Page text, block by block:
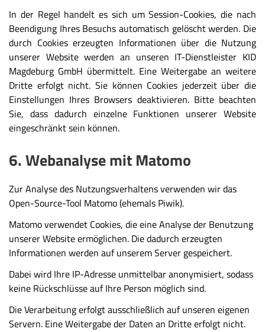
In der Regel handelt es sich um Session-Cookies, die nach
Beendigung Ihres Besuchs automatisch gelöscht werden. Die
durch Cookies erzeugten Informationen über die Nutzung
unserer Website werden an unseren IT-Dienstleister KID
Magdeburg GmbH übermittelt. Eine Weitergabe an weitere
Dritte erfolgt nicht. Sie können Cookies jederzeit über die
Einstellungen Ihres Browsers deaktivieren. Bitte beachten
Sie, dass dadurch einzelne Funktionen unserer Website
eingeschränkt sein können.
6. Webanalyse mit Matomo
Zur Analyse des Nutzungsverhaltens verwenden wir das
Open-Source-Tool Matomo (ehemals Piwik).
Matomo verwendet Cookies, die eine Analyse der Benutzung
unserer Website ermöglichen. Die dadurch erzeugten
Informationen werden auf unserem Server gespeichert.
Dabei wird Ihre IP-Adresse unmittelbar anonymisiert, sodass
keine Rückschlüsse auf Ihre Person möglich sind.
Die Verarbeitung erfolgt ausschließlich auf unseren eigenen
Servern. Eine Weitergabe der Daten an Dritte erfolgt nicht.